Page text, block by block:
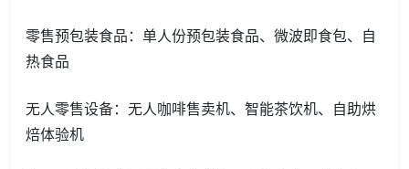
零售预包装食品：单人份预包装食品、微波即食包、自
热食品
无人零售设备：无人咖啡售卖机、智能茶饮机、自助烘
焙体验机